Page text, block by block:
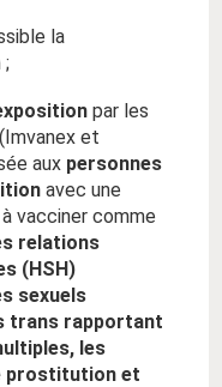
la
;
par les
et
aux personnes
avec une
vacciner comme
relations
(HSH)
sexuels
trans rapportant
les
prostitution et